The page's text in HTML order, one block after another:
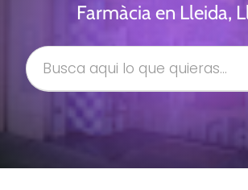
Farmàcia en Lleida,